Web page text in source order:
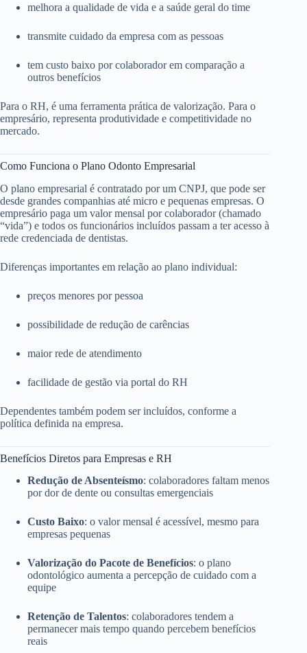
melhora a qualidade de vida e a saúde geral do time
transmite cuidado da empresa com as pessoas
tem custo baixo por colaborador em comparação a
outros benefícios
Para o RH, é uma ferramenta prática de valorização. Para o
empresário, representa produtividade e competitividade no
mercado.
Como Funciona o Plano Odonto Empresarial
O plano empresarial é contratado por um CNPJ, que pode ser
desde grandes companhias até micro e pequenas empresas. O
empresário paga um valor mensal por colaborador (chamado
“vida”) e todos os funcionários incluídos passam a ter acesso à
rede credenciada de dentistas.
Diferenças importantes em relação ao plano individual:
preços menores por pessoa
possibilidade de redução de carências
maior rede de atendimento
facilidade de gestão via portal do RH
Dependentes também podem ser incluídos, conforme a
política definida na empresa.
Benefícios Diretos para Empresas e RH
Redução de Absenteísmo: colaboradores faltam menos
por dor de dente ou consultas emergenciais
Custo Baixo: o valor mensal é acessível, mesmo para
empresas pequenas
Valorização do Pacote de Benefícios: o plano
odontológico aumenta a percepção de cuidado com a
equipe
Retenção de Talentos: colaboradores tendem a
permanecer mais tempo quando percebem benefícios
reais